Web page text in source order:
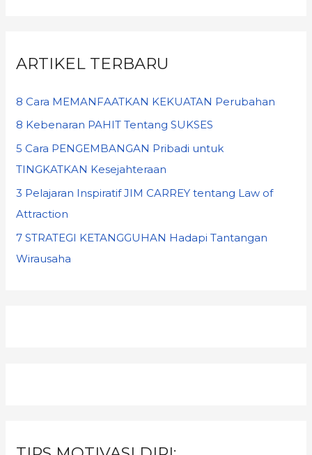
ARTIKEL TERBARU
8 Cara MEMANFAATKAN KEKUATAN Perubahan
8 Kebenaran PAHIT Tentang SUKSES
5 Cara PENGEMBANGAN Pribadi untuk
TINGKATKAN Kesejahteraan
3 Pelajaran Inspiratif JIM CARREY tentang Law of
Attraction
7 STRATEGI KETANGGUHAN Hadapi Tantangan
Wirausaha